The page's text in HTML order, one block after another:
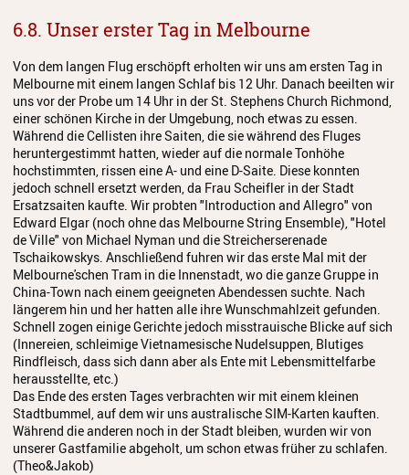
6.8. Unser erster Tag in Melbourne
Von dem langen Flug erschöpft erholten wir uns am ersten Tag in
Melbourne mit einem langen Schlaf bis 12 Uhr. Danach beeilten wir
uns vor der Probe um 14 Uhr in der St. Stephens Church Richmond,
einer schönen Kirche in der Umgebung, noch etwas zu essen.
Während die Cellisten ihre Saiten, die sie während des Fluges
heruntergestimmt hatten, wieder auf die normale Tonhöhe
hochstimmten, rissen eine A- und eine D-Saite. Diese konnten
jedoch schnell ersetzt werden, da Frau Scheifler in der Stadt
Ersatzsaiten kaufte. Wir probten "Introduction and Allegro" von
Edward Elgar (noch ohne das Melbourne String Ensemble), "Hotel
de Ville" von Michael Nyman und die Streicherserenade
Tschaikowskys. Anschließend fuhren wir das erste Mal mit der
Melbourne'schen Tram in die Innenstadt, wo die ganze Gruppe in
China-Town nach einem geeigneten Abendessen suchte. Nach
längerem hin und her hatten alle ihre Wunschmahlzeit gefunden.
Schnell zogen einige Gerichte jedoch misstrauische Blicke auf sich
(Innereien, schleimige Vietnamesische Nudelsuppen, Blutiges
Rindfleisch, dass sich dann aber als Ente mit Lebensmittelfarbe
herausstellte, etc.)
Das Ende des ersten Tages verbrachten wir mit einem kleinen
Stadtbummel, auf dem wir uns australische SIM-Karten kauften.
Während die anderen noch in der Stadt bleiben, wurden wir von
unserer Gastfamilie abgeholt, um schon etwas früher zu schlafen.
(Theo&Jakob)